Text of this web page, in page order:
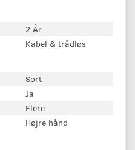
2 År
Kabel & trådløs
Sort
Ja
Flere
Højre hånd